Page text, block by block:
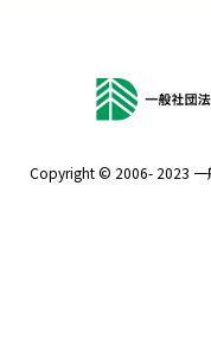
Copyright © 2006- 2023 一